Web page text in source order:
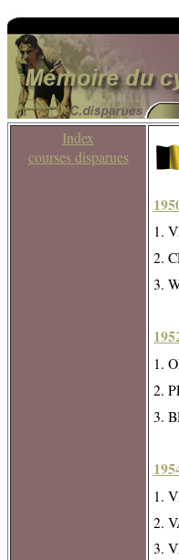
Index
courses disparues
1.
2.
3.
1.
2.
3.
1.
2.
3.